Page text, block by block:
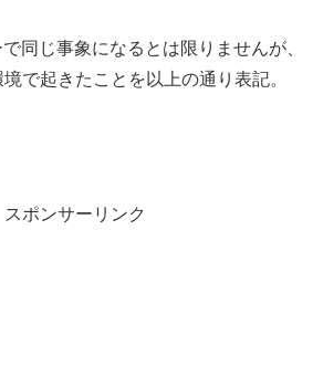
同じ事象になるとは限りませんが、
で起きたことを以上の通り表記。
スポンサーリンク